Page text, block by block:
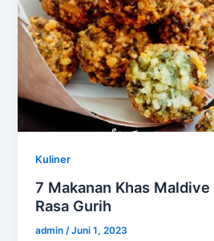
Kuliner
7 Makanan Khas Maldive
Rasa Gurih
admin/Juni 1, 2023